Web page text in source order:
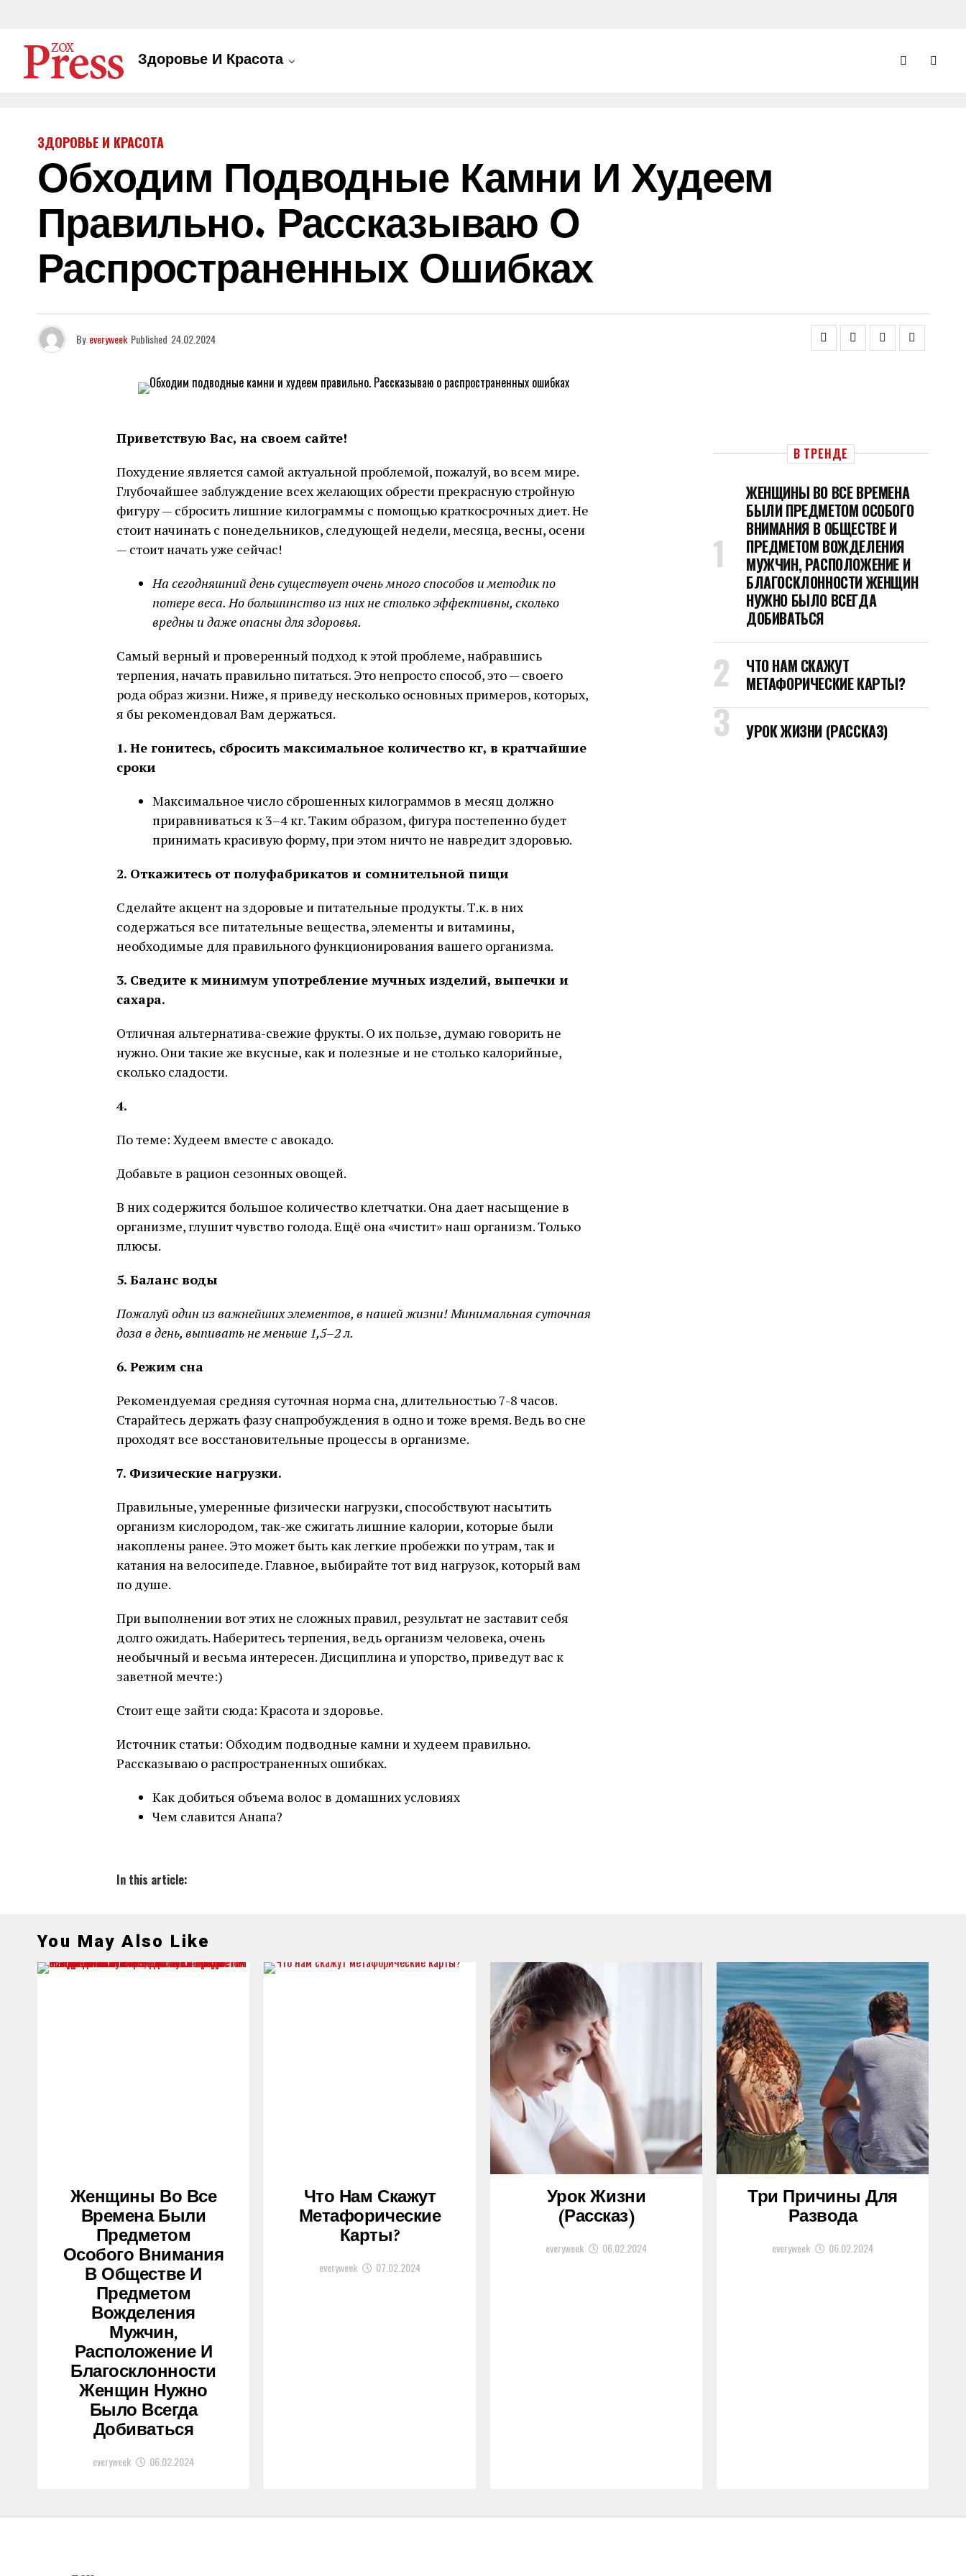
Здоровье И Красота
ЗДОРОВЬЕ И КРАСОТА
Обходим Подводные Камни И Худеем
Правильно. Рассказываю О
Распространенных Ошибках
By everyweek Published 24.02.2024
Приветствую Вас, на своем сайте!
Похудение является самой актуальной проблемой, пожалуй, во всем мире.
Глубочайшее заблуждение всех желающих обрести прекрасную стройную
фигуру — сбросить лишние килограммы с помощью краткосрочных диет. Не
стоит начинать с понедельников, следующей недели, месяца, весны, осени
— стоит начать уже сейчас!
На сегодняшний день существует очень много способов и методик по
потере веса. Но большинство из них не столько эффективны, сколько
вредны и даже опасны для здоровья.
Самый верный и проверенный подход к этой проблеме, набравшись
терпения, начать правильно питаться. Это непросто способ, это — своего
рода образ жизни. Ниже, я приведу несколько основных примеров, которых,
я бы рекомендовал Вам держаться.
1. Не гонитесь, сбросить максимальное количество кг, в кратчайшие
сроки
Максимальное число сброшенных килограммов в месяц должно
приравниваться к 3–4 кг. Таким образом, фигура постепенно будет
принимать красивую форму, при этом ничто не навредит здоровью.
2. Откажитесь от полуфабрикатов и сомнительной пищи
Сделайте акцент на здоровые и питательные продукты. Т.к. в них
содержаться все питательные вещества, элементы и витамины,
необходимые для правильного функционирования вашего организма.
3. Сведите к минимум употребление мучных изделий, выпечки и
сахара.
Отличная альтернатива-свежие фрукты. О их пользе, думаю говорить не
нужно. Они такие же вкусные, как и полезные и не столько калорийные,
сколько сладости.
4.
По теме: Худеем вместе с авокадо.
Добавьте в рацион сезонных овощей.
В них содержится большое количество клетчатки. Она дает насыщение в
организме, глушит чувство голода. Ещё она «чистит» наш организм. Только
плюсы.
5. Баланс воды
Пожалуй один из важнейших элементов, в нашей жизни! Минимальная суточная
доза в день, выпивать не меньше 1,5–2 л.
6. Режим сна
Рекомендуемая средняя суточная норма сна, длительностью 7-8 часов.
Старайтесь держать фазу снапробуждения в одно и тоже время. Ведь во сне
проходят все восстановительные процессы в организме.
7. Физические нагрузки.
Правильные, умеренные физически нагрузки, способствуют насытить
организм кислородом, так-же сжигать лишние калории, которые были
накоплены ранее. Это может быть как легкие пробежки по утрам, так и
катания на велосипеде. Главное, выбирайте тот вид нагрузок, который вам
по душе.
При выполнении вот этих не сложных правил, результат не заставит себя
долго ожидать. Наберитесь терпения, ведь организм человека, очень
необычный и весьма интересен. Дисциплина и упорство, приведут вас к
заветной мечте:)
Стоит еще зайти сюда: Красота и здоровье.
Источник статьи: Обходим подводные камни и худеем правильно.
Рассказываю о распространенных ошибках.
Как добиться объема волос в домашних условиях
Чем славится Анапа?
In this article:
В ТРЕНДЕ
ЖЕНЩИНЫ ВО ВСЕ ВРЕМЕНА
БЫЛИ ПРЕДМЕТОМ ОСОБОГО
ВНИМАНИЯ В ОБЩЕСТВЕ И
ПРЕДМЕТОМ ВОЖДЕЛЕНИЯ
МУЖЧИН, РАСПОЛОЖЕНИЕ И
БЛАГОСКЛОННОСТИ ЖЕНЩИН
НУЖНО БЫЛО ВСЕГДА
ДОБИВАТЬСЯ
ЧТО НАМ СКАЖУТ
МЕТАФОРИЧЕСКИЕ КАРТЫ?
УРОК ЖИЗНИ (РАССКАЗ)
You May Also Like
Женщины Во Все
Времена Были
Предметом
Особого Внимания
В Обществе И
Предметом
Вожделения
Мужчин,
Расположение И
Благосклонности
Женщин Нужно
Было Всегда
Добиваться
everyweek 06.02.2024
Что Нам Скажут
Метафорические
Карты?
everyweek 07.02.2024
Урок Жизни
(рассказ)
everyweek 06.02.2024
Три Причины Для
Развода
everyweek 06.02.2024